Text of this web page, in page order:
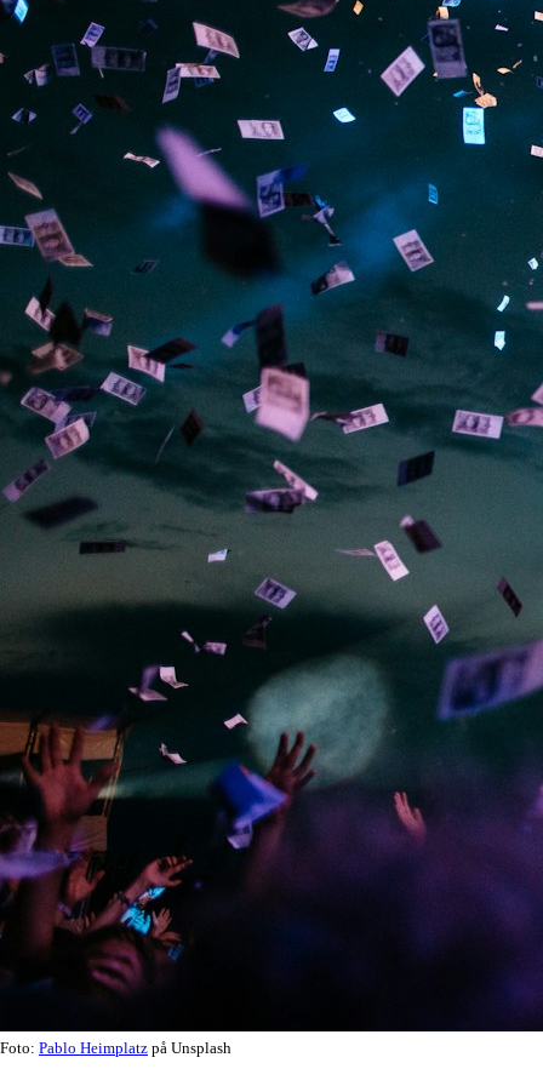
Foto: Pablo Heimplatz på Unsplash